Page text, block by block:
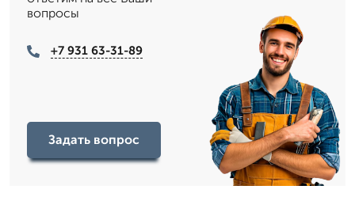
вопросы
+7 931 63-31-89
Задать вопрос